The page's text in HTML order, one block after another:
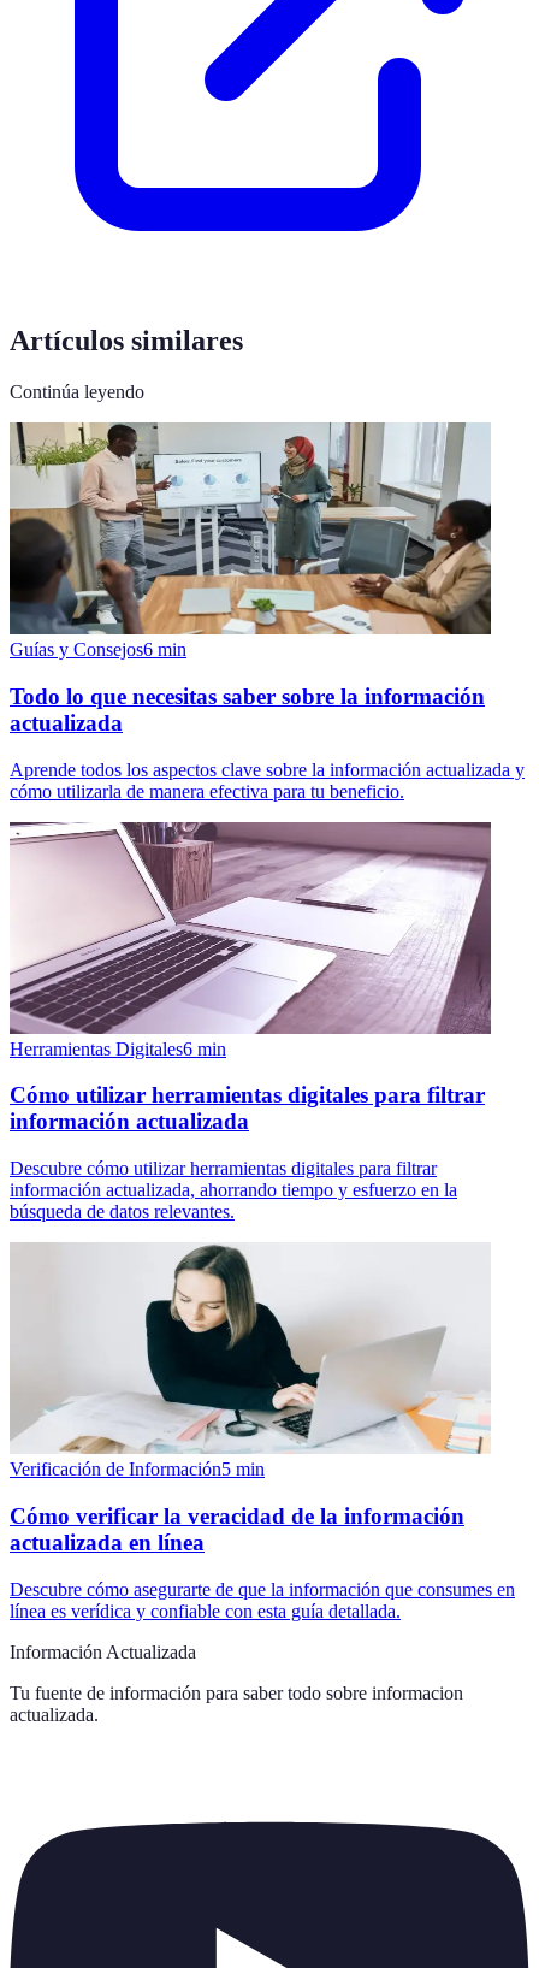
Artículos similares
Continúa leyendo
Guías y Consejos6 min
Todo lo que necesitas saber sobre la información
actualizada
Aprende todos los aspectos clave sobre la información actualizada y
cómo utilizarla de manera efectiva para tu beneficio.
Herramientas Digitales6 min
Cómo utilizar herramientas digitales para filtrar
información actualizada
Descubre cómo utilizar herramientas digitales para filtrar
información actualizada, ahorrando tiempo y esfuerzo en la
búsqueda de datos relevantes.
Verificación de Información5 min
Cómo verificar la veracidad de la información
actualizada en línea
Descubre cómo asegurarte de que la información que consumes en
línea es verídica y confiable con esta guía detallada.
Información Actualizada
Tu fuente de información para saber todo sobre informacion
actualizada.